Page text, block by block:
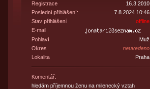
Registrace
16.3.2010
Poslední přihlášení:
7.8.2024 10:46
Stav přihlášení
offline
E-mail
Pohlaví
Muž
Okres
neuvedeno
Lokalita
Praha
Komentář:
hledám příjemnou ženu na milenecký vztah